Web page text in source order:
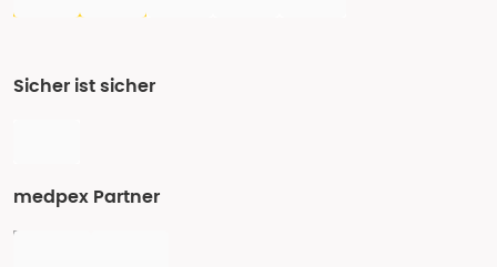
Sicher ist sicher
medpex Partner